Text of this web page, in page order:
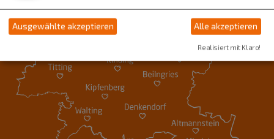
Ausgewählte akzeptieren Alle akzeptieren
Realisiert mit Klaro!